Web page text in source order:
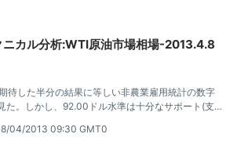
ニカル分析:WTI原油市場相場-2013.4.8
待した半分の結果に等しい非農業雇用統計の数字
た。しかし、92.00ドル水準は十分なサポート(支
ハンマーを形成するのがわかる。
04/2013 09:30 GMT0